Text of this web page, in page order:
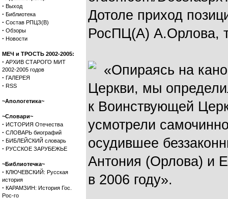
· Выход
· Библиотека
· Состав РПЦЗ(В)
· Обзоры
· Новости
МЕЧ и ТРОСТЬ 2002-2005:
· АРХИВ СТАРОГО МИТ
2002-2005 годов
· ГАЛЕРЕЯ
· RSS
~Апологетика~
~Словари~
· ИСТОРИЯ Отечества
· СЛОВАРЬ биографий
· БИБЛЕЙСКИЙ словарь
· РУССКОЕ ЗАРУБЕЖЬЕ
~Библиотечка~
· КЛЮЧЕВСКИЙ: Русская
история
· КАРАМЗИН: История Гос.
Рос-го
Дотоле приход
РосПЦ(А) А.Орлова,
«Опираясь на
Церкви, мы
к Воинствующей
усмотрели
осудившее
Антония (Орлова) и
в 2006 году».